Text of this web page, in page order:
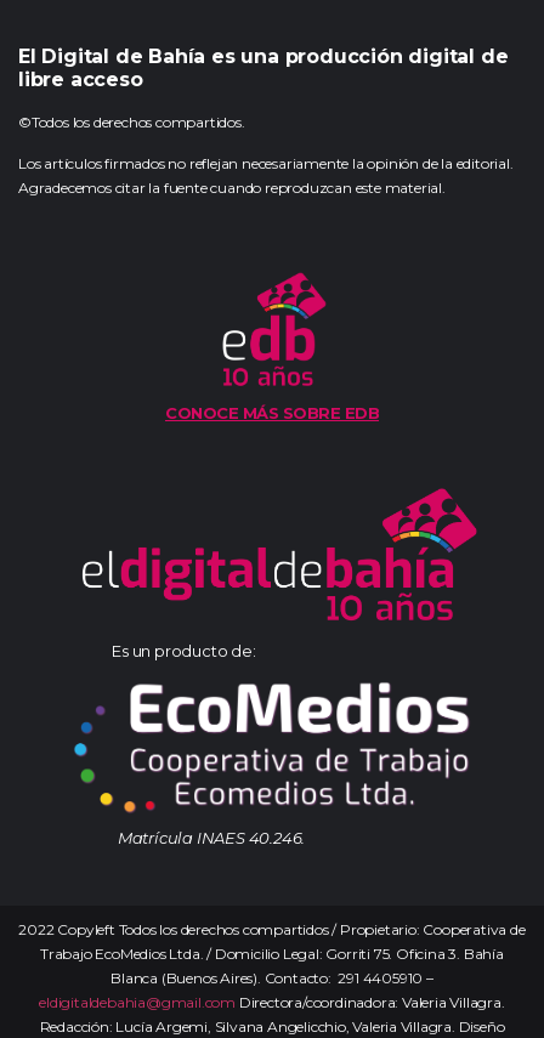
El Digital de Bahía es una producción digital de
libre acceso
©Todos los derechos compartidos.
Los artículos firmados no reflejan necesariamente la opinión de la editorial.
Agradecemos citar la fuente cuando reproduzcan este material.
CONOCE MÁS SOBRE EDB
Es un producto de:
Matrícula INAES 40.246.
2022 Copyleft Todos los derechos compartidos / Propietario: Cooperativa de
Trabajo EcoMedios Ltda. / Domicilio Legal: Gorriti 75. Oficina 3. Bahía
Blanca (Buenos Aires). Contacto: 291 4405910 –
eldigitaldebahia@gmail.com Directora/coordinadora: Valeria Villagra.
Redacción: Lucía Argemi, Silvana Angelicchio, Valeria Villagra. Diseño